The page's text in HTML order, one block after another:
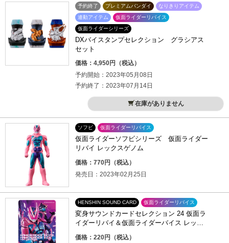
予約終了 プレミアムバンダイ
なりきりアイテム
連動アイテム
仮面ライダーリバイス
仮面ライダーシリーズ
DXバイスタンプセレクション グラシアス
セット
価格：4,950円（税込）
予約開始：2023年05月08日
予約終了：2023年07月14日
在庫がありません
ソフビ 仮面ライダーリバイス
仮面ライダーソフビシリーズ 仮面ライダー
リバイ レックスゲノム
価格：770円（税込）
発売日：2023年02月25日
HENSHIN SOUND CARD 仮面ライダーリバイス
変身サウンドカードセレクション 24 仮面ラ
イダーリバイ＆仮面ライダーバイス レック
スゲノム
価格：220円（税込）